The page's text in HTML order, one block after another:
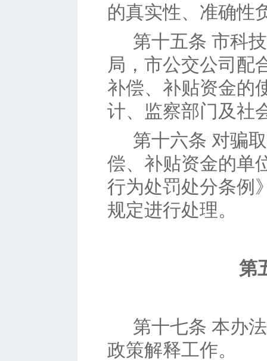
的真实性、准确性
第十五条 市科
局，市公交公司配
补偿、补贴资金的
计、监察部门及社
第十六条 对骗
偿、补贴资金的单
行为处罚处分条例
规定进行处理。
第
第十七条 本办
政策解释工作。